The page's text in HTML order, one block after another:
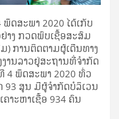
ສະພາ 2020 ໄດ້ເກັບ
າງ ກວດພົບເຊື້ອສະສົມ
) ການຕິດຕາມຜູ້ເດີນທາງ
ງານລາວຢູ່ສະຖານທີ່ຈຳກັດ
4 ພຶດສະພາ 2020 ທົ່ວ
ສູນ ມີຜູ້ຈຳກັດບໍລິເວນ
າະຫາເຊື້ອ 934 ຄົນ